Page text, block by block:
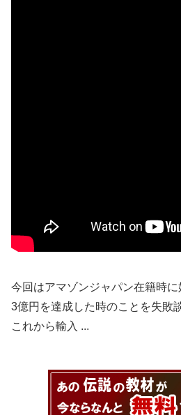
今回はアマゾンジャパン在籍時
3億円を達成した時のことを失敗
これから輸入 ...